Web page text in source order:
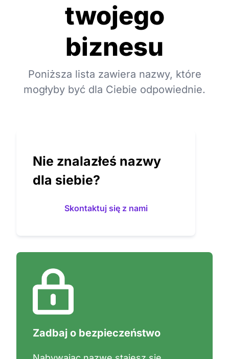
twojego
biznesu
Poniższa lista zawiera nazwy, które
mogłyby być dla Ciebie odpowiednie.
Nie znalazłeś nazwy
dla siebie?
Skontaktuj się z nami
Co daje zastrzeżenie nazwy?
Zastrzeżenie znaku towarowego